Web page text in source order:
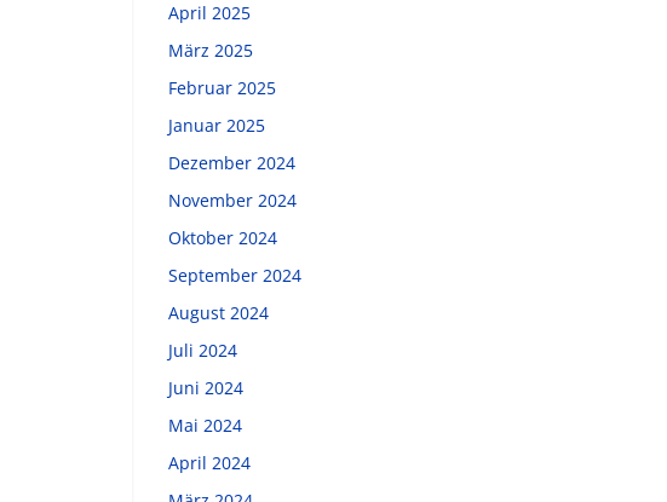
April 2025
März 2025
Februar 2025
Januar 2025
Dezember 2024
November 2024
Oktober 2024
September 2024
August 2024
Juli 2024
Juni 2024
Mai 2024
April 2024